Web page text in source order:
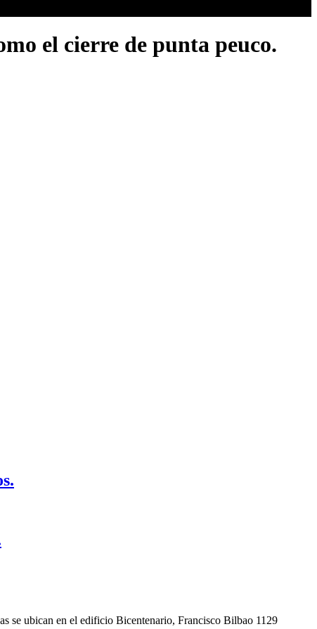
el cierre de punta peuco.
se ubican en el edificio Bicentenario, Francisco Bilbao 1129